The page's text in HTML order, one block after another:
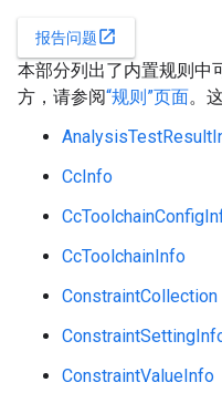
报告问题open_in_new
本部分列出了内置规则中
方，请参阅“规则”页面。
CcInfo
CcToolchainInfo
ConstraintCollection
ConstraintValueInfo